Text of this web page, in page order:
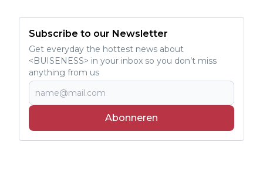
Subscribe to our Newsletter
Get everyday the hottest news about
<BUISENESS> in your inbox so you don’t miss
anything from us
Abonneren